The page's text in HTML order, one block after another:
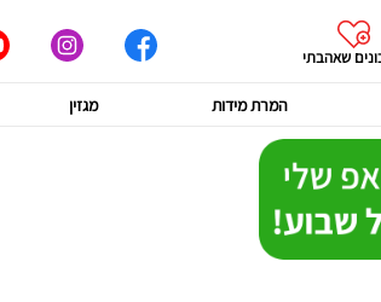
שאהבתי
המרת מידות מגזין